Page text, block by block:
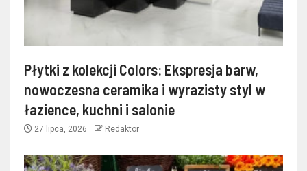
Płytki z kolekcji Colors: Ekspresja barw,
nowoczesna ceramika i wyrazisty styl w
łazience, kuchni i salonie
27 lipca, 2026 Redaktor